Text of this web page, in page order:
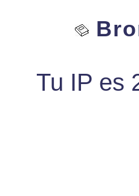
Tu IP es